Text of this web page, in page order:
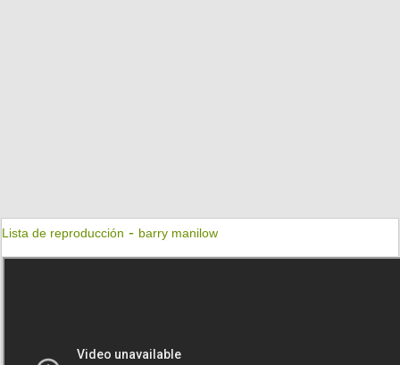
Lista de reproducción - barry manilow